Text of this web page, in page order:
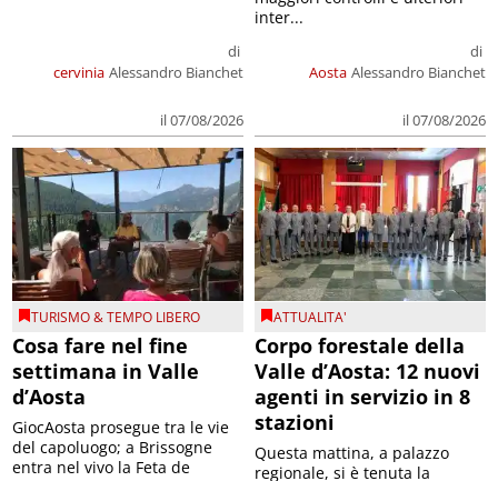
cervinia
di
Alessandro Bianchet
il 07/08/2026
Aosta
di
Alessandro Bianchet
il 07/08/2026
inter...
TURISMO & TEMPO LIBERO
Cosa fare nel fine
settimana in Valle
d’Aosta
GiocAosta prosegue tra le vie
del capoluogo; a Brissogne
entra nel vivo la Feta de
ATTUALITA'
Corpo forestale della
Valle d’Aosta: 12 nuovi
agenti in servizio in 8
stazioni
Questa mattina, a palazzo
regionale, si è tenuta la